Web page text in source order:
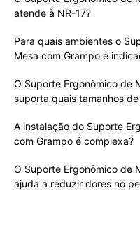
atende à NR-17?
Para quais ambientes o
Mesa com Grampo é
O Suporte Ergonômico de
suporta quais tamanhos
A instalação do Suporte
com Grampo é complexa?
O Suporte Ergonômico de
ajuda a reduzir dores no